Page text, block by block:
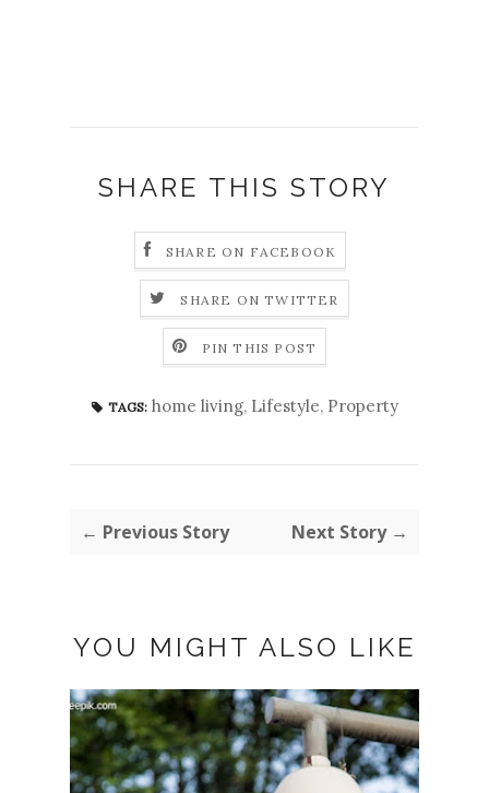
SHARE THIS STORY
SHARE ON FACEBOOK
SHARE ON TWITTER
PIN THIS POST
TAGS: home living, Lifestyle, Property
← Previous Story Next Story →
YOU MIGHT ALSO LIKE